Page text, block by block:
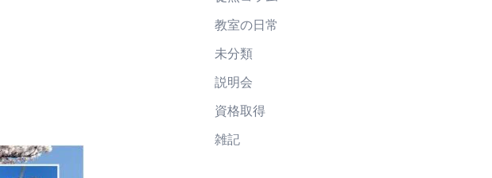
教室の日常
未分類
説明会
資格取得
雑記